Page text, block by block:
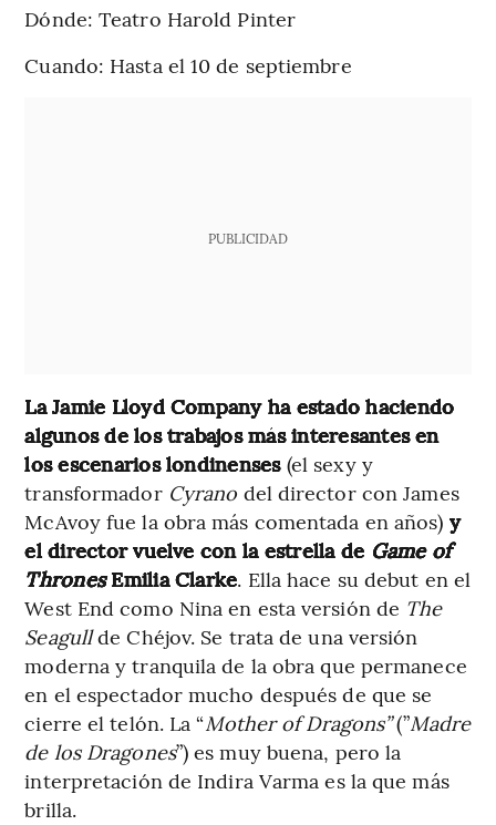
Dónde: Teatro Harold Pinter
Cuando: Hasta el 10 de septiembre
PUBLICIDAD
La Jamie Lloyd Company ha estado haciendo
algunos de los trabajos más interesantes en
los escenarios londinenses (el sexy y
transformador Cyrano del director con James
McAvoy fue la obra más comentada en años) y
el director vuelve con la estrella de Game of
ThronesEmilia Clarke. Ella hace su debut en el
West End como Nina en esta versión de The
Seagullde Chéjov. Se trata de una versión
moderna y tranquila de la obra que permanece
en el espectador mucho después de que se
cierre el telón. La “Mother of Dragons”(”Madre
de los Dragones”) es muy buena, pero la
interpretación de Indira Varma es la que más
brilla.